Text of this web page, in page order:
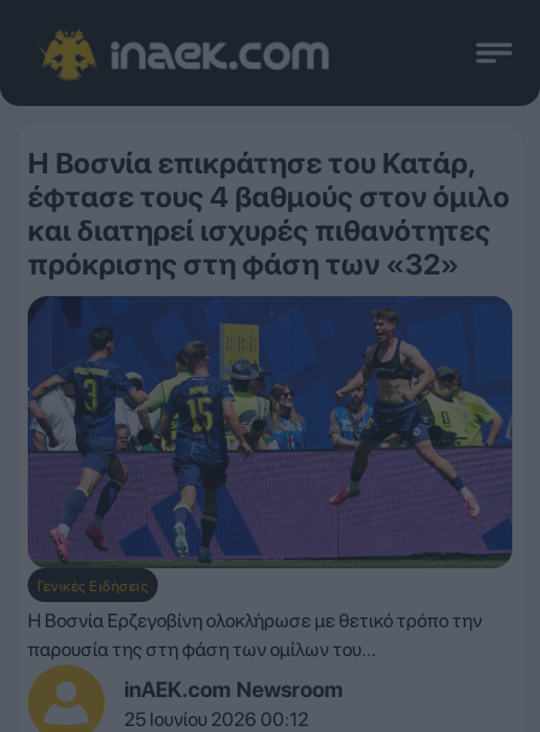
Η Βοσνία επικράτησε του Κατάρ,
έφτασε τους 4 βαθμούς στον όμιλο
και διατηρεί ισχυρές πιθανότητες
πρόκρισης στη φάση των «32»
Γενικές Ειδήσεις
inAEK.com Newsroom
25 Ιουνίου 2026 00:12
Η Βοσνία Ερζεγοβίνη ολοκλήρωσε με θετικό τρόπο την
παρουσία της στη φάση των ομίλων του...